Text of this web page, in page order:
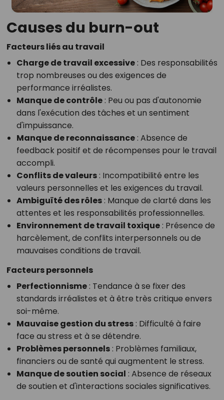
Causes du burn-out
Facteurs liés au travail
Charge de travail excessive: Des responsabilités
trop nombreuses ou des exigences de
performance irréalistes.
Manque de contrôle: Peu ou pas d'autonomie
dans l'exécution des tâches et un sentiment
d'impuissance.
Manque de reconnaissance: Absence de
feedback positif et de récompenses pour le travail
accompli.
Conflits de valeurs: Incompatibilité entre les
valeurs personnelles et les exigences du travail.
Ambiguïté des rôles: Manque de clarté dans les
attentes et les responsabilités professionnelles.
Environnement de travail toxique: Présence de
harcèlement, de conflits interpersonnels ou de
mauvaises conditions de travail.
Facteurs personnels
Perfectionnisme: Tendance à se fixer des
standards irréalistes et à être très critique envers
soi-même.
Mauvaise gestion du stress: Difficulté à faire
face au stress et à se détendre.
Problèmes personnels: Problèmes familiaux,
financiers ou de santé qui augmentent le stress.
Manque de soutien social : Absence de réseaux
de soutien et d'interactions sociales significatives.